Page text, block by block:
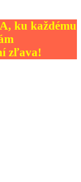
ku každému
zľava!